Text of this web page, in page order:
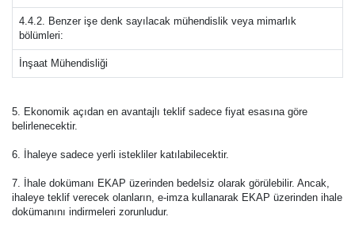
4.4.2. Benzer işe denk sayılacak mühendislik veya mimarlık
bölümleri:
İnşaat Mühendisliği
5. Ekonomik açıdan en avantajlı teklif sadece fiyat esasına göre
belirlenecektir.
6. İhaleye sadece yerli istekliler katılabilecektir.
7. İhale dokümanı EKAP üzerinden bedelsiz olarak görülebilir. Ancak,
ihaleye teklif verecek olanların, e-imza kullanarak EKAP üzerinden ihale
dokümanını indirmeleri zorunludur.